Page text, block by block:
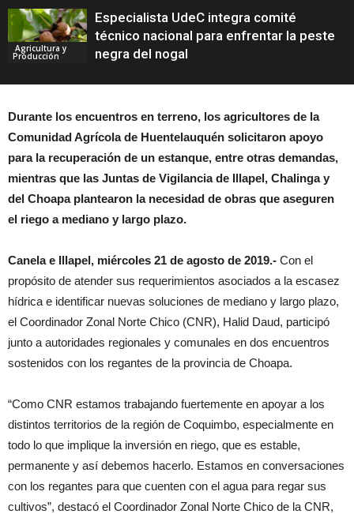
Agricultura y
Producción
Especialista UdeC integra comité
técnico nacional para enfrentar la peste
negra del nogal
Durante los encuentros en terreno, los agricultores de la
Comunidad Agrícola de Huentelauquén solicitaron apoyo
para la recuperación de un estanque, entre otras demandas,
mientras que las Juntas de Vigilancia de Illapel, Chalinga y
del Choapa plantearon la necesidad de obras que aseguren
el riego a mediano y largo plazo.
Canela e Illapel, miércoles 21 de agosto de 2019.- Con el
propósito de atender sus requerimientos asociados a la escasez
hídrica e identificar nuevas soluciones de mediano y largo plazo,
el Coordinador Zonal Norte Chico (CNR), Halid Daud, participó
junto a autoridades regionales y comunales en dos encuentros
sostenidos con los regantes de la provincia de Choapa.
“Como CNR estamos trabajando fuertemente en apoyar a los
distintos territorios de la región de Coquimbo, especialmente en
todo lo que implique la inversión en riego, que es estable,
permanente y así debemos hacerlo. Estamos en conversaciones
con los regantes para que cuenten con el agua para regar sus
cultivos”, destacó el Coordinador Zonal Norte Chico de la CNR,